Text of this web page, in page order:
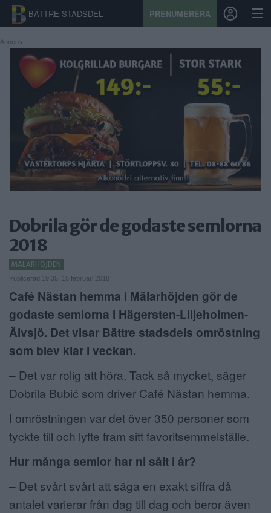
BÄTTRE STADSDEL PRENUMERERA
START
STADSDEL
PRENUMERATION
SPORT
ÅSIKTER
KONTAKT
SAMARBETEN
NÄRINGSLIV
Annons:
Dobrila gör de godaste semlorna
2018
MÄLARHÖJDEN
Publicerad 19:35, 15 februari 2018
Café Nästan hemma i Mälarhöjden gör de
godaste semlorna i Hägersten-Liljeholmen-
Älvsjö. Det visar Bättre stadsdels omröstning
som blev klar i veckan.
– Det var rolig att höra. Tack så mycket, säger
Dobrila Bubić som driver Café Nästan hemma.
I omröstningen var det över 350 personer som
tyckte till och lyfte fram sitt favoritsemmelställe.
Hur många semlor har ni sålt i år?
– Det svårt svårt att säga en exakt siffra då
antalet varierar från dag till dag och beror även